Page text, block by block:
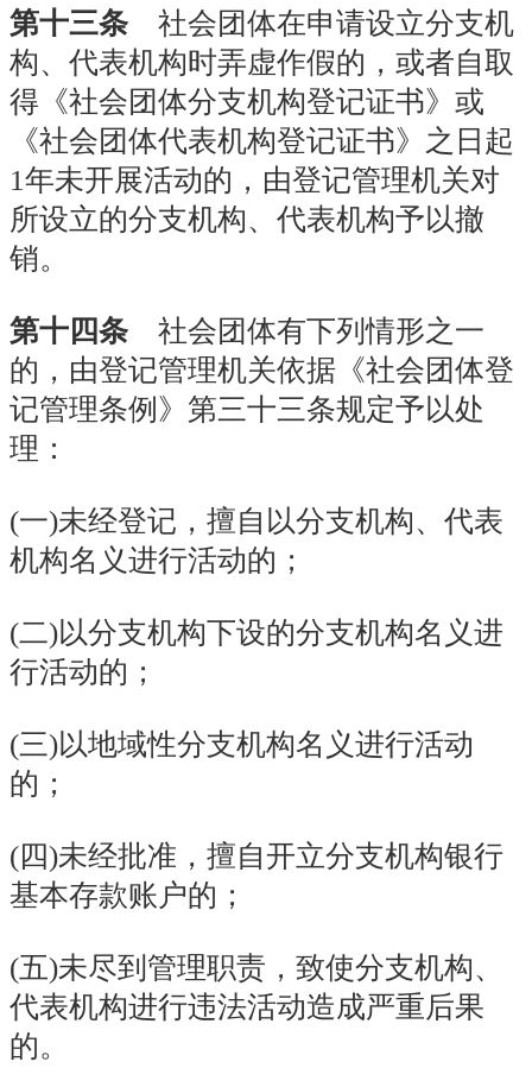
第十三条 社会团体在申请设立分支机
构、代表机构时弄虚作假的，或者自取
得《社会团体分支机构登记证书》或
《社会团体代表机构登记证书》之日起
1年未开展活动的，由登记管理机关对
所设立的分支机构、代表机构予以撤
销。
第十四条 社会团体有下列情形之一
的，由登记管理机关依据《社会团体登
记管理条例》第三十三条规定予以处
理：
(一)未经登记，擅自以分支机构、代表
机构名义进行活动的；
(二)以分支机构下设的分支机构名义进
行活动的；
(三)以地域性分支机构名义进行活动
的；
(四)未经批准，擅自开立分支机构银行
基本存款账户的；
(五)未尽到管理职责，致使分支机构、
代表机构进行违法活动造成严重后果
的。